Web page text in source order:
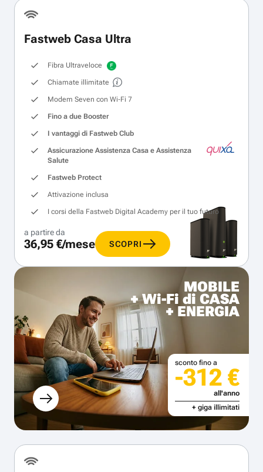
Fastweb Casa Ultra
Fibra Ultraveloce
Chiamate illimitate
Modem Seven con Wi‑Fi 7
Fino a due Booster
I vantaggi di Fastweb Club
Assicurazione Assistenza Casa e Assistenza
Salute
Fastweb Protect
Attivazione inclusa
I corsi della Fastweb Digital Academy per il tuo futuro
a partire da
36,95 €/mese SCOPRI
MOBILE
+ Wi-Fi di CASA
+ ENERGIA
sconto fino a
-312 €
all'anno
+ giga illimitati